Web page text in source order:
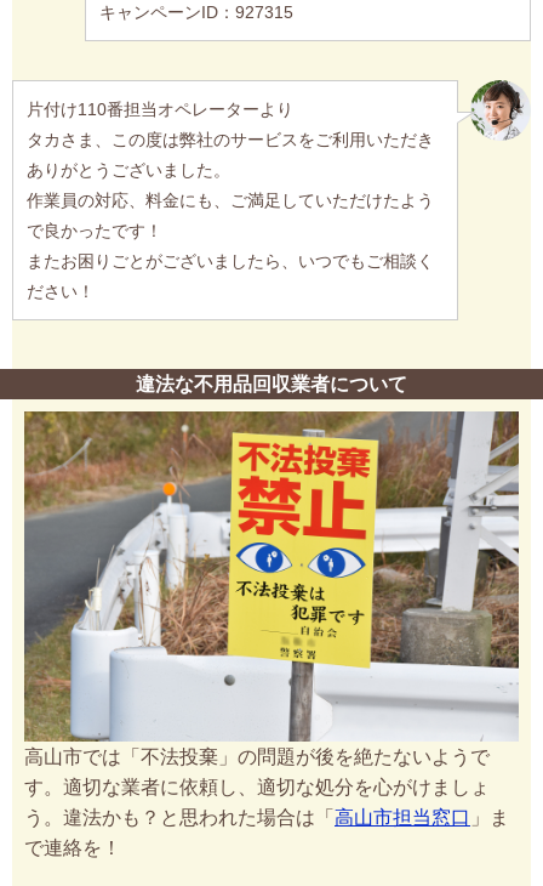
キャンペーンID：927315
片付け110番担当オペレーターより
タカさま、この度は弊社のサービスをご利用いただき
ありがとうございました。
作業員の対応、料金にも、ご満足していただけたよう
で良かったです！
またお困りごとがございましたら、いつでもご相談く
ださい！
違法な不用品回収業者について
高山市では「不法投棄」の問題が後を絶たないようで
す。適切な業者に依頼し、適切な処分を心がけましょ
う。違法かも？と思われた場合は「 高山市担当窓口 」ま
で連絡を！